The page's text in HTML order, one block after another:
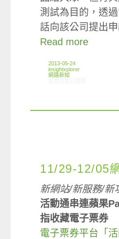
測試為目的，透
話向該公司提出申
Read more
2013-05-24
insightxplorer
網路新知
11/29-12/05
新網站/新服務/新
活動通串連蘋果
指收藏電子票券
電子票券平台「